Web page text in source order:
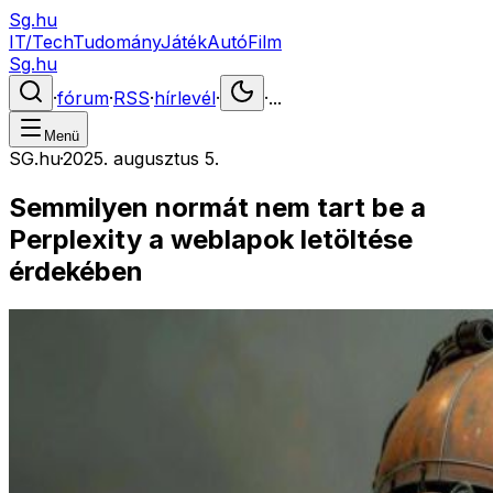
Sg.hu
IT/TechTudományJátékAutóFilm
Sg.hu
·fórum·RSS·hírlevél· ·...
Menü
SG.hu·2025. augusztus 5.
Semmilyen normát nem tart be a
Perplexity a weblapok letöltése
érdekében